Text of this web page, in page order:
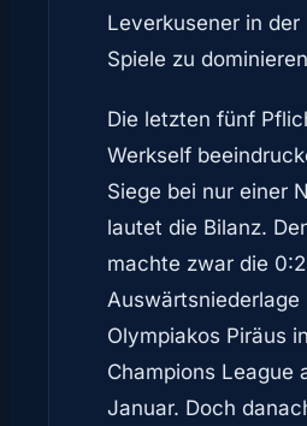
Leverkusener in der
Spiele zu
Die letzten fünf
Werkself
Siege bei nur einer
lautet die Bilanz.
machte zwar die
Auswärtsniederlage
Olympiakos Piräus
Champions League
Januar. Doch